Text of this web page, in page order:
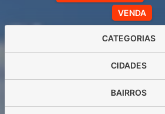
VENDA
CATEGORIAS
CIDADES
BAIRROS